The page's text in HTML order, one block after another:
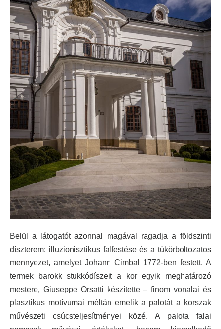
Belül a látogatót azonnal magával ragadja a földszinti
díszterem: illuzionisztikus falfestése és a tükörboltozatos
mennyezet, amelyet Johann Cimbal 1772-ben festett. A
termek barokk stukkódíszeit a kor egyik meghatározó
mestere, Giuseppe Orsatti készítette – finom vonalai és
plasztikus motívumai méltán emelik a palotát a korszak
művészeti csúcsteljesítményei közé. A palota falai